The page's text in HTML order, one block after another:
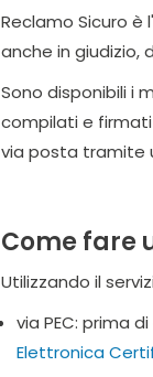
Reclamo Sicuro
anche in giudizio,
Sono disponibili i
compilati e firmati
via posta tramite
Come fare
Utilizzando il
via PEC: prima
Elettronica